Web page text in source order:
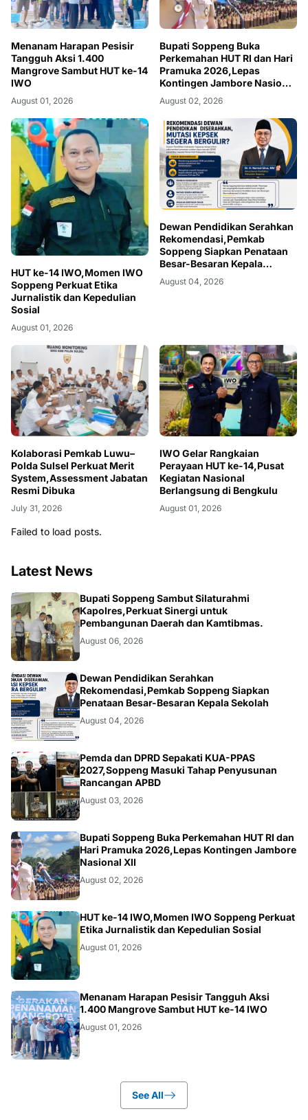
Menanam Harapan Pesisir
Tangguh Aksi 1.400
Mangrove Sambut HUT ke-14
IWO
August 01, 2026
Bupati Soppeng Buka
Perkemahan HUT RI dan Hari
Pramuka 2026,Lepas
Kontingen Jambore Nasional
XII
August 02, 2026
HUT ke-14 IWO,Momen IWO
Soppeng Perkuat Etika
Jurnalistik dan Kepedulian
Sosial
August 01, 2026
Dewan Pendidikan Serahkan
Rekomendasi,Pemkab
Soppeng Siapkan Penataan
Besar-Besaran Kepala
Sekolah
August 04, 2026
Kolaborasi Pemkab Luwu–
Polda Sulsel Perkuat Merit
System,Assessment Jabatan
Resmi Dibuka
July 31, 2026
IWO Gelar Rangkaian
Perayaan HUT ke-14,Pusat
Kegiatan Nasional
Berlangsung di Bengkulu
August 01, 2026
Failed to load posts.
Latest News
NEWS
Bupati Soppeng Sambut Silaturahmi
Kapolres,Perkuat Sinergi untuk
Pembangunan Daerah dan Kamtibmas.
August 06, 2026
NEWS
Dewan Pendidikan Serahkan
Rekomendasi,Pemkab Soppeng Siapkan
Penataan Besar-Besaran Kepala Sekolah
August 04, 2026
NEWS
Pemda dan DPRD Sepakati KUA-PPAS
2027,Soppeng Masuki Tahap Penyusunan
Rancangan APBD
August 03, 2026
NEWS
Bupati Soppeng Buka Perkemahan HUT RI dan
Hari Pramuka 2026,Lepas Kontingen Jambore
Nasional XII
August 02, 2026
NEWS
HUT ke-14 IWO,Momen IWO Soppeng Perkuat
Etika Jurnalistik dan Kepedulian Sosial
August 01, 2026
NEWS
Menanam Harapan Pesisir Tangguh Aksi
1.400 Mangrove Sambut HUT ke-14 IWO
August 01, 2026
See All